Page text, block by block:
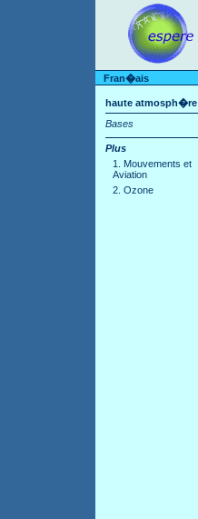
Fran�ais
haute atmosph�re
Bases
Plus
1. Mouvements et
Aviation
2. Ozone